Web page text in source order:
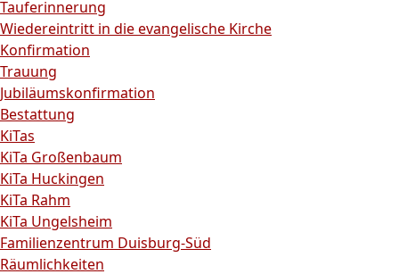
Tauferinnerung
Wiedereintritt in die evangelische Kirche
Konfirmation
Trauung
Jubiläumskonfirmation
Bestattung
KiTas
KiTa Großenbaum
KiTa Huckingen
KiTa Rahm
KiTa Ungelsheim
Familienzentrum Duisburg-Süd
Räumlichkeiten